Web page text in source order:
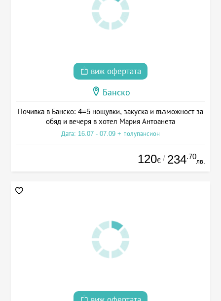
виж офертата
Банско
Почивка в Банско: 4=5 нощувки, закуска и възможност за
обяд и вечеря в хотел Мария Антоанета
Дата: 16.07 - 07.09 + полупансион
120€ / 234.70
лв.